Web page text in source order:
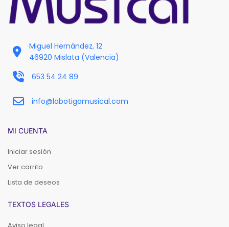
Miguel Hernández, 12
46920 Mislata (Valencia)
653 54 24 89
info@labotigamusical.com
MI CUENTA
Iniciar sesión
Ver carrito
Lista de deseos
TEXTOS LEGALES